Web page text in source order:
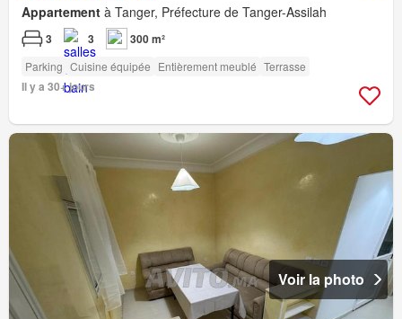
Appartement à Tanger, Préfecture de Tanger-Assilah
3 3 300 m²
Parking Cuisine équipée Entièrement meublé Terrasse
Il y a 30+ jours
Voir la photo